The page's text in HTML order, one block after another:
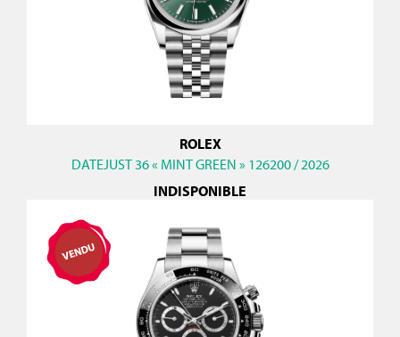
ROLEX
DATEJUST 36 « MINT GREEN » 126200 / 2026
INDISPONIBLE